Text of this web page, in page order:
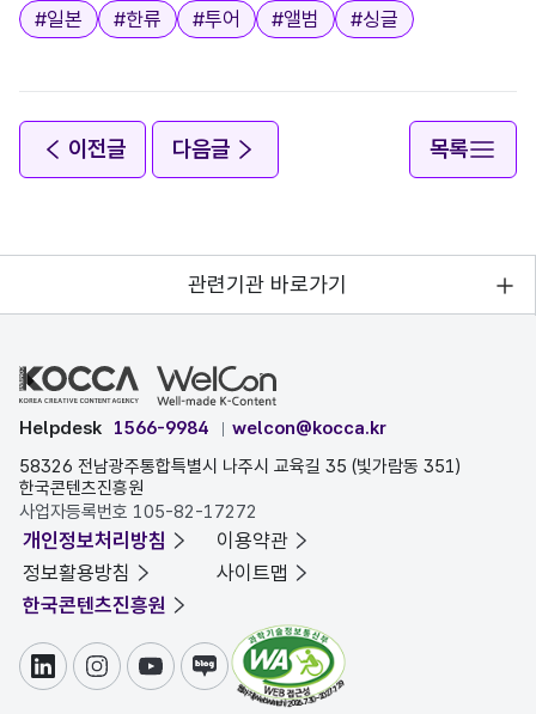
태그
#일본 #한류 #투어 #앨범 #싱글
이전글 다음글 목록
관련기관 바로가기
Helpdesk 1566-9984
welcon@kocca.kr
58326 전남광주통합특별시 나주시 교육길 35 (빛가람동 351)
한국콘텐츠진흥원
사업자등록번호 105-82-17272
개인정보처리방침
이용약관
정보활용방침
사이트맵
한국콘텐츠진흥원
링크드인인스타그램
유튜브블로그